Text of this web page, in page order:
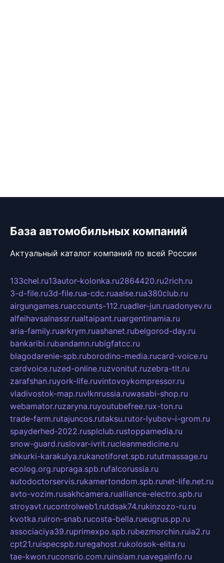
База автомобильных компаний
Актуальный каталог компаний по всей России
133chel.ru13autor-kolonka.ru2864420.ru2rich.ru
3-d-file.ru3d-file.rua-cdc.ruaalse.rua380club.ru
airgungames.ruaccounts-112.ruadler-jun.ruadonyev.ru
alfeihavsalnassr.rualtaipant.ruargentinamia.ru
aria-family.ruarkrym.ruashanet.rubelgorod-day.ru
bankaribi.rubandamn.rubigfatcc.ru
blagodarenie-spb.ruborodino-media.rucard-voice.ru
cardvoice.ruzed-online.ruzvonitut.ruzebra-tlt.ru
zarafshan.ruyork-life.ruvintovoykompressor.ru
vladivostok-map.ruvlknrussia.ruwasabi-shop.ru
webamator.ruzaryna.ruyoutubefree.rux-ton.ru
trade-farm.rutajuncos.rutaksu.rutor-lyubov-i-grom.ru
spayderhed-2022.rusplclub.rustoppamedia.ru
snow-guard.ruslovar-ivrit.rucleanmedicine.ru
shkurki-karakulya.rukanotiforet.spb.rututmassage.ru
ecolog.org.rupraga.spb.rufalcorussia.ru
autodoctorservis.rukamertondom.spb.runet-life.net.ru
avto-vozim.rusakhcamera.rualliance-electro.spb.ru
stroyavt.rucontrolweb1.rutdsak74.rukinzozo-ru.ru
kvotka.ruiron-snab.rucosta-bella.rueugrus.pp.ru
associaciya39.ruprimexpo.spb.rubezmorchin.ruia2.ru
cpt21.ruispecspb.ruregahost.rukolosok-elita.ru
tae-kwon.ruconsrio.com.ruinsiam.ruavegainfo.ru